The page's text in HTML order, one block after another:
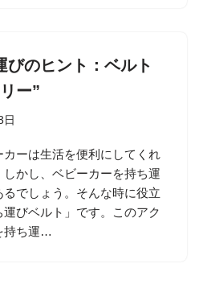
びのヒント：ベルト
ー”
ーは生活を便利にしてくれ
かし、ベビーカーを持ち運
でしょう。そんな時に役立
びベルト」です。このアク
持ち運…